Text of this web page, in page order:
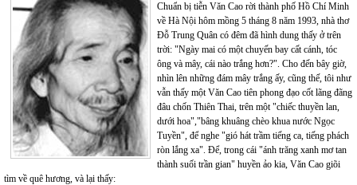
Chuẩn bị tiễn Văn Cao rời thành phố Hồ Chí Minh
về Hà Nội hôm mồng 5 tháng 8 năm 1993, nhà thơ
Đỗ Trung Quân có đêm đã hình dung thấy ở trên
trời: "Ngày mai có một chuyến bay cất cánh, tóc
ông và mây, cái nào trắng hơn?". Cho đến bây giờ,
nhìn lên những đám mây trắng ấy, cũng thế, tôi như
vẫn thấy một Văn Cao tiên phong đạo cốt lãng đãng
đâu chốn Thiên Thai, trên một "chiếc thuyền lan,
dưới hoa","bâng khuâng chèo khua nước Ngọc
Tuyền", để nghe "gió hát trầm tiếng ca, tiếng phách
ròn lắng xa". Để, trong cái "ánh trăng xanh mơ tan
thành suối trần gian" huyền ảo kia, Văn Cao giõi
tìm về quê hương, và lại thấy: